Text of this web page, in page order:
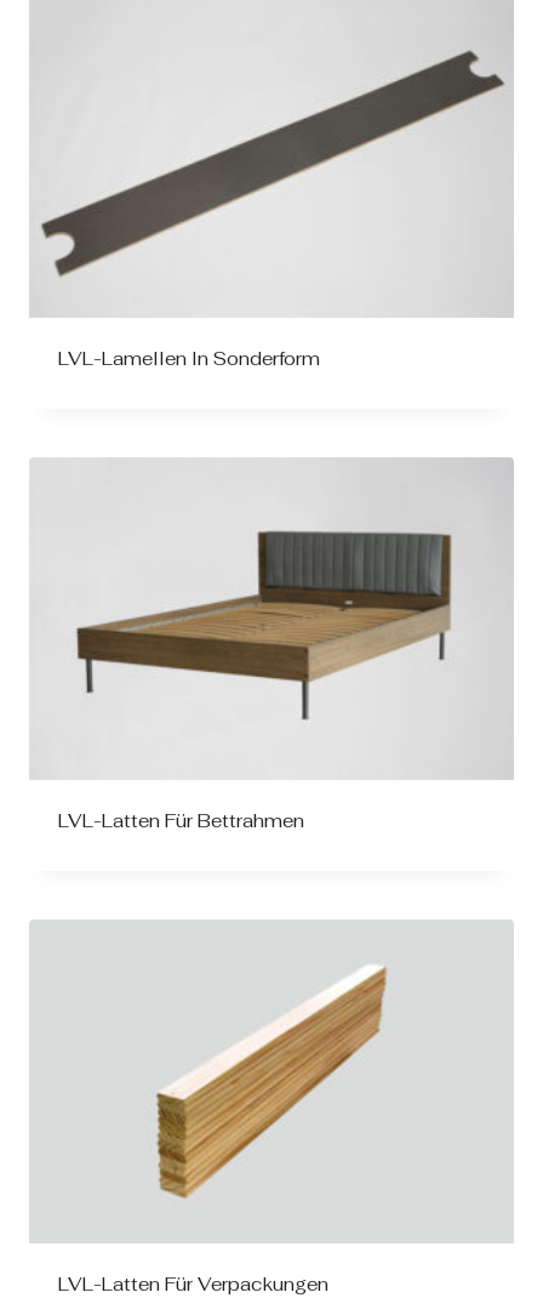
LVL-Lamellen In Sonderform
LVL-Latten Für Bettrahmen
LVL-Latten Für Verpackungen